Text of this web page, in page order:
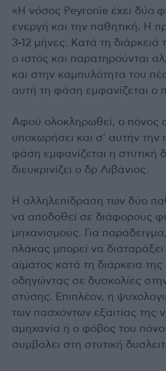
«Η νόσος Peyronie έχει δύο
ενεργή και την παθητική. Η
3-12 μήνες. Κατά τη διάρκειά
ο ιστός και παρατηρούνται
και στην καμπυλότητα του
αυτή τη φάση εμφανίζεται ο
Αφού ολοκληρωθεί, ο πόνος
υποχωρήσει και σ’ αυτήν την
φάση εμφανίζεται η στυτική
διευκρινίζει ο δρ Λιβάνιος.
Η αλληλεπίδραση των δύο
να αποδοθεί σε διάφορους
μηχανισμούς. Για
πλάκας μπορεί να
αίματος κατά τη διάρκεια της
οδηγώντας σε δυσκολίες
στύσης. Επιπλέον, η
των πασχόντων εξαιτίας της
αμηχανία ή ο φόβος του
συμβάλει στη στυτική